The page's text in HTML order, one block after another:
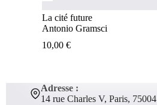
La cité future
Antonio Gramsci
10,00 €
Adresse :
14 rue Charles V, Paris, 75004